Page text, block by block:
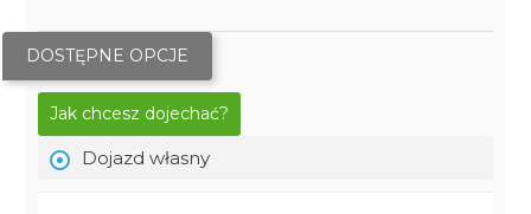
DOSTĘPNE OPCJE
Jak chcesz dojechać?
Dojazd własny